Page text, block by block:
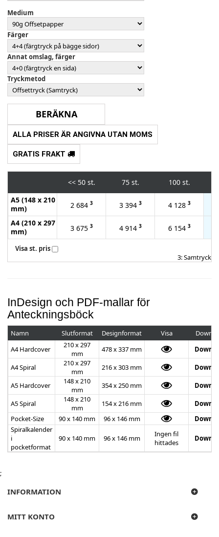
Medium
Färger
Annat omslag, färger
Tryckmetod
ALLA PRISER ÄR ANGIVNA UTAN MOMS
GRATIS FRAKT
<<50 st. 75 st. 100 st.
A5 (148 x 210
mm)
2 684 3 3 394 3 4 128 3
A4 (210 x 297
mm)
3 675 3 4 914 3 6 154 3
Visa st. pris
3: Samtryck
InDesign och PDF-mallar för
Anteckningsböck
Namn Slutformat Designformat Visa
A4 Hardcover
210 x 297
mm
478 x 337 mm
A4 Spiral
210 x 297
mm
216 x 303 mm
A5 Hardcover
148 x 210
mm
354 x 250 mm
A5 Spiral
148 x 210
mm
154 x 216 mm
Pocket-Size
90 x 140 mm 96 x 146 mm
Spiralkalender
i
pocketformat
90 x 140 mm 96 x 146 mm
Ingen fil
hittades
;
INFORMATION
MITT KONTO